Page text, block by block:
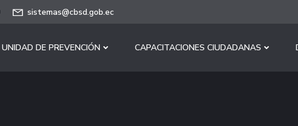
sistemas@cbsd.gob.ec
UNIDAD DE PREVENCIÓN CAPACITACIONES CIUDADANAS